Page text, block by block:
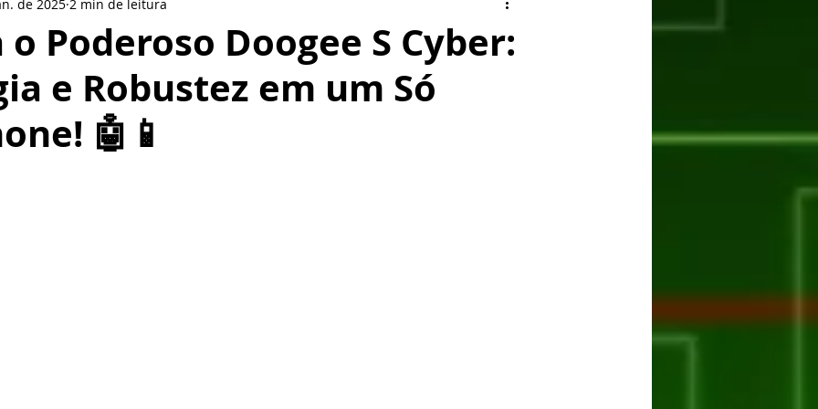
LinkedIn LG Facebook
Smartphone Motorola Pionner Gear VR Pioneer
o Poderoso Doogee S Cyber:
e Robustez em um Só
🤖📱
de 2025 2 min de leitura
5 estrelas.